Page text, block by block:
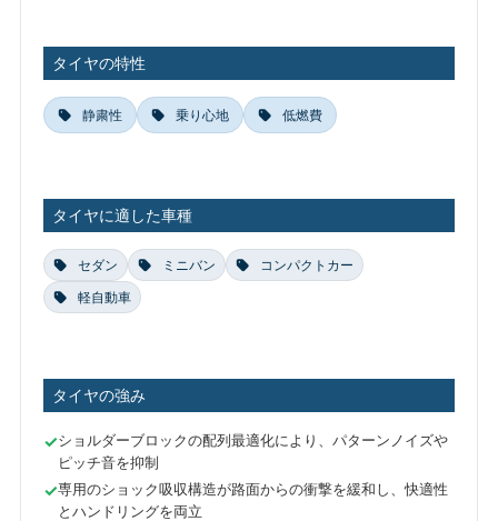
タイヤの特性
静粛性 乗り心地 低燃費
タイヤに適した車種
セダン ミニバン
コンパクトカー
軽自動車
タイヤの強み
ショルダーブロックの配列最適化により、パターンノイズや
ピッチ音を抑制
専用のショック吸収構造が路面からの衝撃を緩和し、快適性
とハンドリングを両立